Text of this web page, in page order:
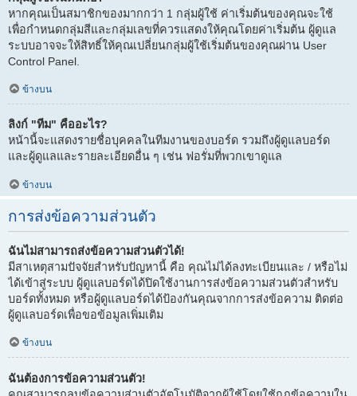
หากคุณเป็นสมาชิกของมากกว่า 1 กลุ่มผู้ใช้ ค่าเริ่มต้นของคุณจะใช้
เพื่อกำหนดกลุ่มสีและกลุ่มเลขที่ควรแสดงให้คุณโดยค่าเริ่มต้น ผู้ดูแล
ระบบอาจจะให้สิทธิ์ให้คุณเปลี่ยนกลุ่มผู้ใช้เริ่มต้นของคุณผ่าน User
Control Panel.
ข้างบน
ลิงก์ "ทีม" คืออะไร?
หน้านี้จะแสดงรายชื่อบุคคลในทีมงานของบอร์ด รวมถึงผู้ดูแลบอร์ด
และผู้ดูแลและรายละเอียดอื่น ๆ เช่น ฟอรั่มที่พวกเขาดูแล
ข้างบน
การส่งข้อความส่วนตัว
ฉันไม่สามารถส่งข้อความส่วนตัวได้!
มีสาเหตุสามปัจจัยสำหรับปัญหานี้ คือ คุณไม่ได้ลงทะเบียนและ / หรือไม่
ได้เข้าสู่ระบบ ผู้ดูแลบอร์ดได้ปิดใช้งานการส่งข้อความส่วนตัวสำหรับ
บอร์ดทั้งหมด หรือผู้ดูแลบอร์ดได้ป้องกันคุณจากการส่งข้อความ ติดต่อ
ผู้ดูแลบอร์ดเพื่อขอข้อมูลเพิ่มเติม
ข้างบน
ฉันต้องการข้อความส่วนตัว!